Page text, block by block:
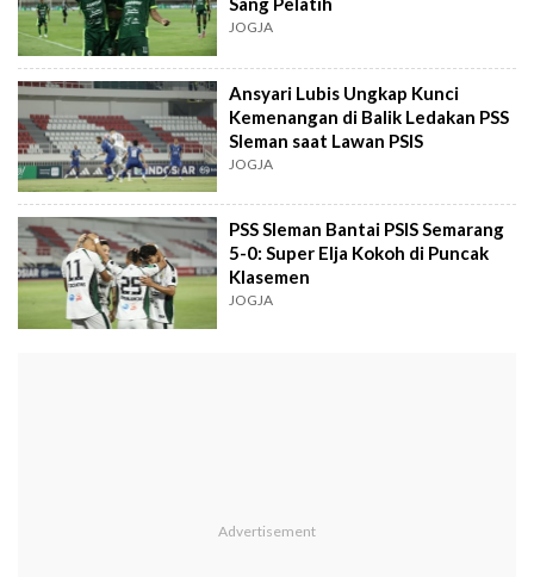
JOGJA
Ansyari Lubis Ungkap Kunci
Kemenangan di Balik Ledakan PSS
Sleman saat Lawan PSIS
JOGJA
PSS Sleman Bantai PSIS Semarang
5-0: Super Elja Kokoh di Puncak
Klasemen
JOGJA